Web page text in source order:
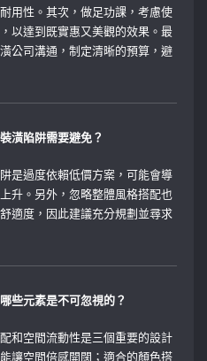
用性。其次，做足功課，考慮使
以達到既實惠又美觀的效果。最
公司溝通，制定清晰的預算，避
潢陷阱需要避免？
是過度依賴低價方案，可能會導
升。另外，忽略整體風格搭配也
適度，因此建議充分規劃並尋求
些元素是不可忽視的？
和空間流動性是三個重要的設計
讓空間倍感開闊；適合的顏色搭